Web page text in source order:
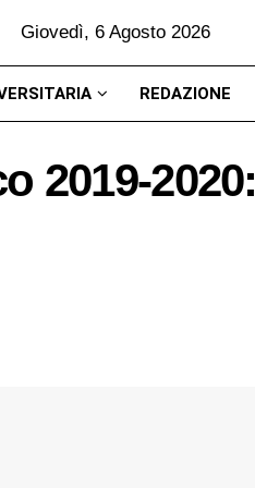
Giovedì, 6 Agosto 2026
REDAZIONE
2019-2020: